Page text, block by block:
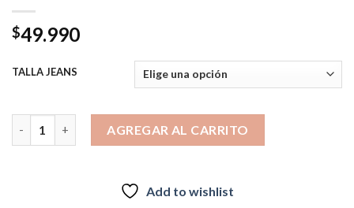
$49.990
TALLA JEANS
AGREGAR AL CARRITO
Add to wishlist